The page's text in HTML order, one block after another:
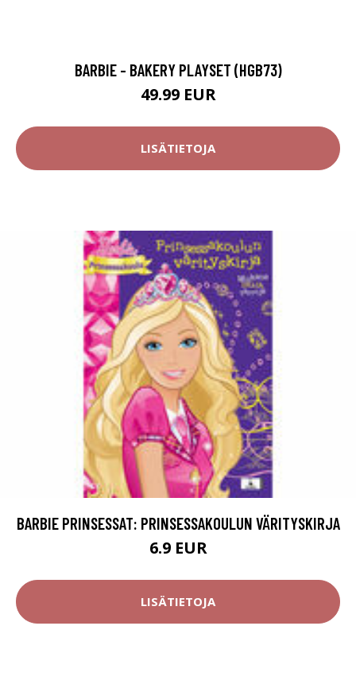
BARBIE - BAKERY PLAYSET (HGB73)
49.99 EUR
LISÄTIETOJA
BARBIE PRINSESSAT: PRINSESSAKOULUN VÄRITYSKIRJA
6.9 EUR
LISÄTIETOJA